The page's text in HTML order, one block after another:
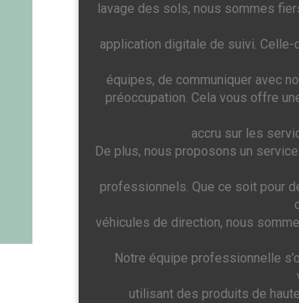
lavage des sols, nous sommes
application digitale de suivi.
équipes, de communiquer avec
préoccupation. Cela vous offre
accru sur les
De plus, nous proposons un
professionnels. Que ce soit pour
véhicules de direction, nous
Notre équipe professionnelle
utilisant des produits de